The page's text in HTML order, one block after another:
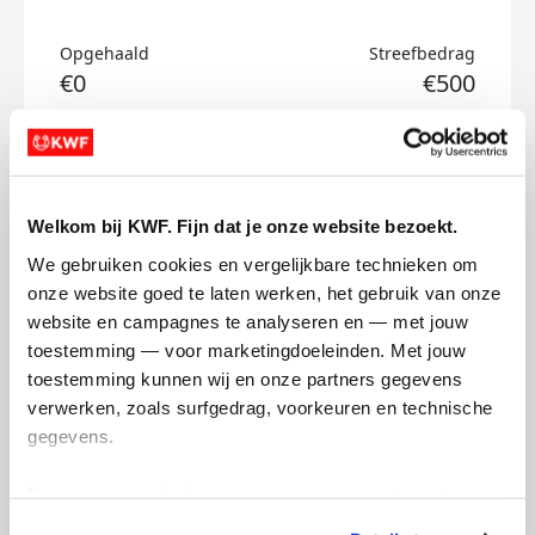
Welkom bij KWF. Fijn dat je onze website bezoekt.
We gebruiken cookies en vergelijkbare technieken om
onze website goed te laten werken, het gebruik van onze
website en campagnes te analyseren en — met jouw
toestemming — voor marketingdoeleinden. Met jouw
toestemming kunnen wij en onze partners gegevens
verwerken, zoals surfgedrag, voorkeuren en technische
gegevens.
Opgehaald
€0
Streefbedrag
€500
Doneer
Lies's badges